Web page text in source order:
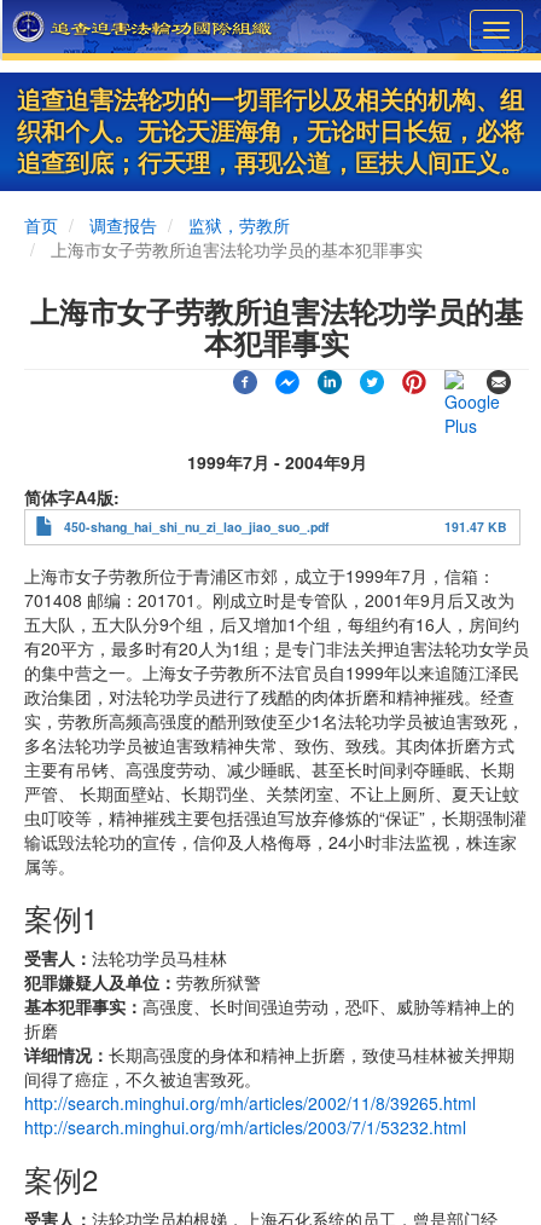
Skip
to
main
content
追查迫害法轮功的一切罪行以及相关的机构、组
织和个人。无论天涯海角，无论时日长短，必将
追查到底；行天理，再现公道，匡扶人间正义。
首页 调查报告
监狱，劳教所
上海市女子劳教所迫害法轮功学员的基本犯罪事实
上海市女子劳教所迫害法轮功学员的基
本犯罪事实
1999年7月 - 2004年9月
简体字A4版
450-shang_hai_shi_nu_zi_lao_jiao_suo_.pdf 191.47 KB
上海市女子劳教所位于青浦区市郊，成立于1999年7月，信箱：
701408 邮编：201701。刚成立时是专管队，2001年9月后又改为
五大队，五大队分9个组，后又增加1个组，每组约有16人，房间约
有20平方，最多时有20人为1组；是专门非法关押迫害法轮功女学员
的集中营之一。上海女子劳教所不法官员自1999年以来追随江泽民
政治集团，对法轮功学员进行了残酷的肉体折磨和精神摧残。经查
实，劳教所高频高强度的酷刑致使至少1名法轮功学员被迫害致死，
多名法轮功学员被迫害致精神失常、致伤、致残。其肉体折磨方式
主要有吊铐、高强度劳动、减少睡眠、甚至长时间剥夺睡眠、长期
严管、 长期面壁站、长期罚坐、关禁闭室、不让上厕所、夏天让蚊
虫叮咬等，精神摧残主要包括强迫写放弃修炼的“保证”，长期强制灌
输诋毁法轮功的宣传，信仰及人格侮辱，24小时非法监视，株连家
属等。
案例1
受害人： 法轮功学员马桂林
犯罪嫌疑人及单位： 劳教所狱警
基本犯罪事实： 高强度、长时间强迫劳动，恐吓、威胁等精神上的
折磨
详细情况： 长期高强度的身体和精神上折磨，致使马桂林被关押期
间得了癌症，不久被迫害致死。
http://search.minghui.org/mh/articles/2002/11/8/39265.html
http://search.minghui.org/mh/articles/2003/7/1/53232.html
案例2
受害人： 法轮功学员柏根娣，上海石化系统的员工，曾是部门经